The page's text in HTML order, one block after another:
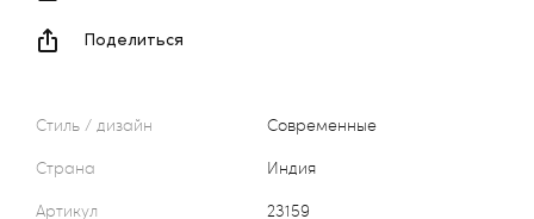
Стиль / дизайн
Современные
Страна
Индия
Артикул
23159
Поделиться